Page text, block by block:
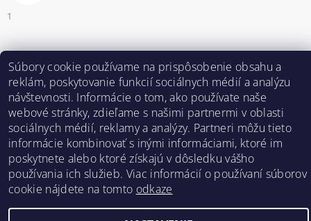
1
Bestent.cz | Heureka.sk
2026 © , všetky práva vyhradené
Vytvoril Shoptet
Súbory cookie používame na prispôsobenie obsahu a
reklám, poskytovanie funkcií sociálnych médií a analýzu
návštevnosti. Informácie o tom, ako používate naše
webové stránky, zdieľame s našimi partnermi v oblasti
sociálnych médií, reklamy a analýzy. Partneri môžu tieto
informácie kombinovať s inými informáciami, ktoré im
poskytnete alebo ktoré získajú v dôsledku vášho
používania ich služieb. Viac informácií o používaní súborov
cookie nájdete na tomto odkaze